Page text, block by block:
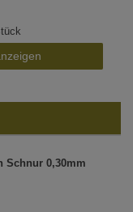
Schnur 0,30mm